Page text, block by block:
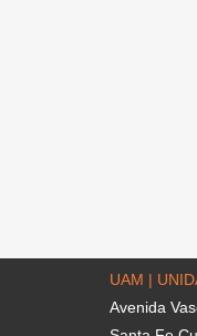
UAM |
Avenida